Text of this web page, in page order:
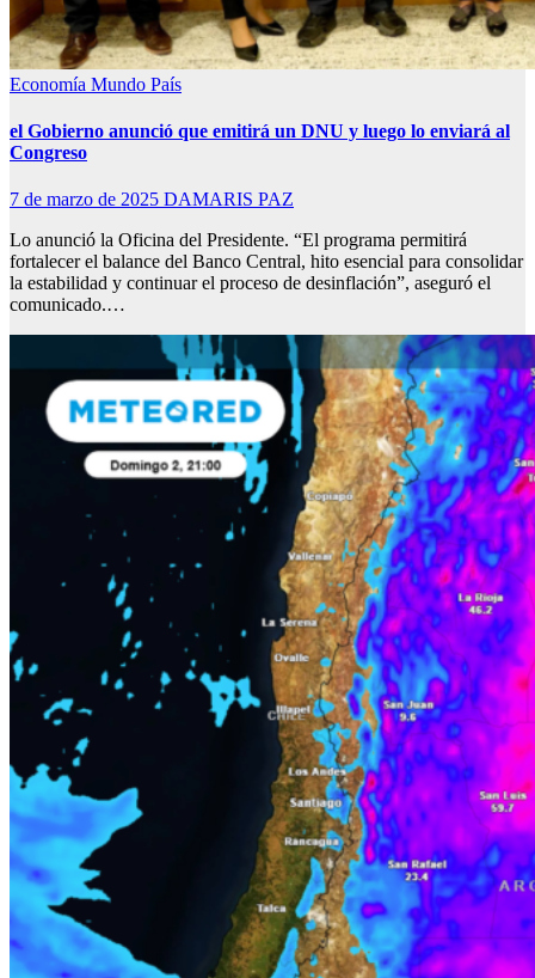
Economía Mundo País
el Gobierno anunció que emitirá un DNU y luego lo enviará al
Congreso
7 de marzo de 2025 DAMARIS PAZ
Lo anunció la Oficina del Presidente. “El programa permitirá
fortalecer el balance del Banco Central, hito esencial para consolidar
la estabilidad y continuar el proceso de desinflación”, aseguró el
comunicado.…